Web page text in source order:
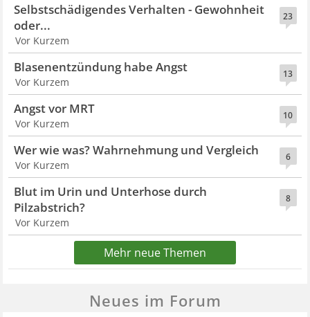
23
Selbstschädigendes Verhalten - Gewohnheit
oder...
Vor Kurzem
13
Blasenentzündung habe Angst
Vor Kurzem
10
Angst vor MRT
Vor Kurzem
6
Wer wie was? Wahrnehmung und Vergleich
Vor Kurzem
8
Blut im Urin und Unterhose durch
Pilzabstrich?
Vor Kurzem
Mehr neue Themen
Neues im Forum